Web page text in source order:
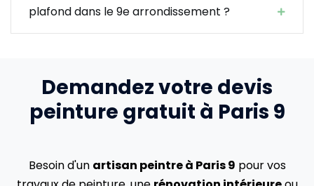
plafond dans le 9e arrondissement ?
Demandez votre devis
peinture gratuit à Paris 9
Besoin d'un artisan peintre à Paris 9 pour vos